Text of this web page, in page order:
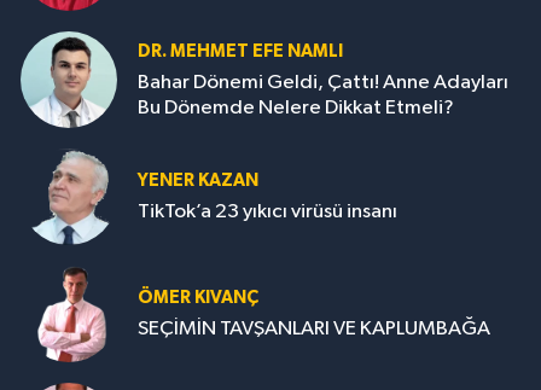
DR. MEHMET EFE NAMLI
Bahar Dönemi Geldi, Çattı! Anne Adayları
Bu Dönemde Nelere Dikkat Etmeli?
YENER KAZAN
TikTok’a 23 yıkıcı virüsü insanı
ÖMER KIVANÇ
SEÇİMİN TAVŞANLARI VE KAPLUMBAĞA